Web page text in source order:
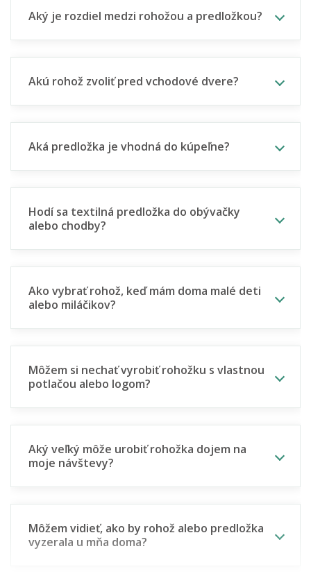
Aký je rozdiel medzi rohožou a predložkou?
Akú rohož zvoliť pred vchodové dvere?
Aká predložka je vhodná do kúpeľne?
Hodí sa textilná predložka do obývačky
alebo chodby?
Ako vybrať rohož, keď mám doma malé deti
alebo miláčikov?
Môžem si nechať vyrobiť rohožku s vlastnou
potlačou alebo logom?
Aký veľký môže urobiť rohožka dojem na
moje návštevy?
Môžem vidieť, ako by rohož alebo predložka
vyzerala u mňa doma?